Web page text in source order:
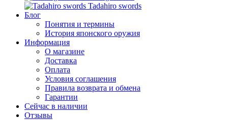
Tadahiro swords
Блог
Понятия и термины
История японского оружия
Информация
О магазине
Доставка
Оплата
Условия соглашения
Правила возврата и обмена
Гарантии
Сейчас в наличии
Отзывы